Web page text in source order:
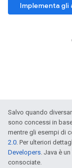
Implementa gli
Salvo quando
sono concessi in
mentre gli esempi di
2.0 . Per ulteriori
Developers . Java è
consociate.